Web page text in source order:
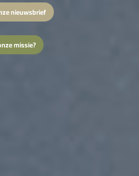
nieuwsbrief
missie?